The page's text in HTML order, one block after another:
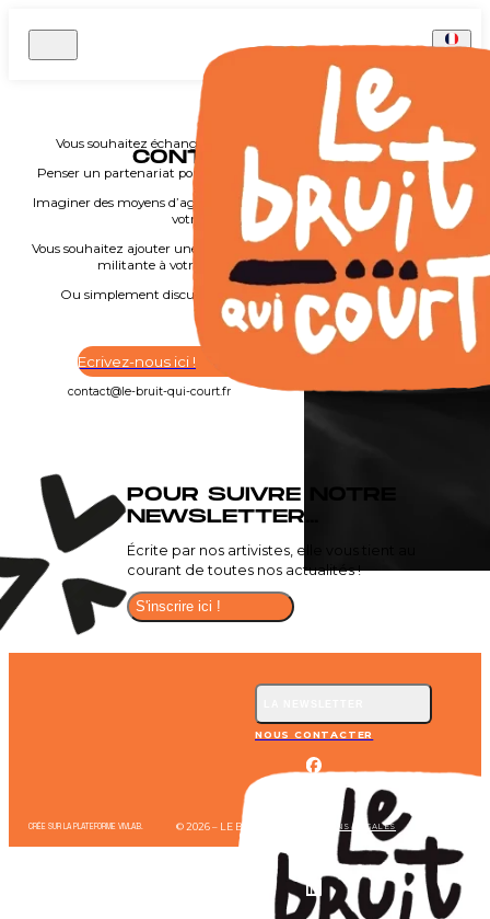
CONTACTER
Vous souhaitez échanger avec nous ?
Penser un partenariat pour votre lutte ?
Imaginer des moyens d’agir créatifs pour
votre campagne ?
Vous souhaitez ajouter une touche de joie
militante à votre évènement ?
Ou simplement discuter artivisme ?
C’est par ici que ça se passe !
Ecrivez-nous ici !
contact@le-bruit-qui-court.fr
POUR SUIVRE NOTRE
NEWSLETTER...
Écrite par nos artivistes, elle vous tient au
courant de toutes nos actualités !
S'inscrire ici !
NOUS CONTACTER
MENTIONS LÉGALES
CRÉE SUR LA PLATEFORME VIVLAB. © 2026 – LE BRUIT QUI COURT